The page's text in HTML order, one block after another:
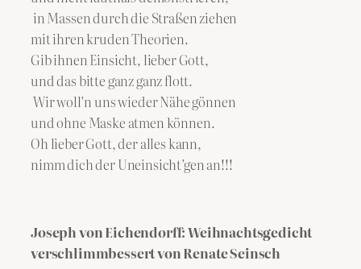
in Massen durch die Straßen ziehen
mit ihren kruden Theorien.
Gib ihnen Einsicht, lieber Gott,
und das bitte ganz ganz flott.
Wir woll’n uns wieder Nähe gönnen
und ohne Maske atmen können.
Oh lieber Gott, der alles kann,
nimm dich der Uneinsicht’gen an!!!
Joseph von Eichendorff: Weihnachtsgedicht
verschlimmbessert von Renate Seinsch